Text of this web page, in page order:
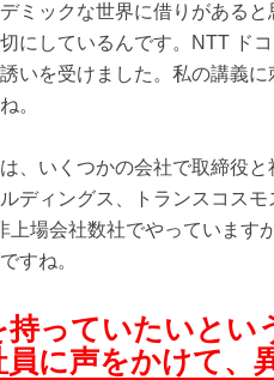
ミックな世界に借りがある
にしているんです。NTT ド
いを受けました。私の講義
。
、いくつかの会社で取締役
ディングス、トランスコス
上場会社数社でやっています
すね。
持っていたいとい
に声をかけて、